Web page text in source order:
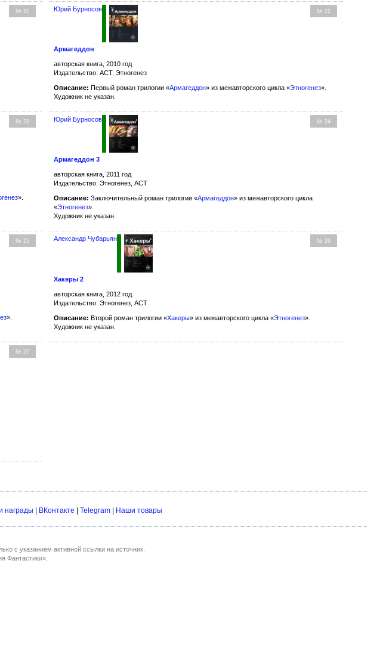
№ 21 № 22
Юрий Бурносов
Армагеддон
авторская книга, 2010 год
Издательство: АСТ, Этногенез
Описание: Первый роман трилогии «Армагеддон» из межавторского цикла «Этногенез».
Художник не указан.
№ 23
».
№ 24
Юрий Бурносов
Армагеддон 3
авторская книга, 2011 год
Издательство: Этногенез, АСТ
Описание: Заключительный роман трилогии «Армагеддон» из межавторского цикла
«Этногенез».
Художник не указан.
№ 25
».
№ 26
Александр Чубарьян
Хакеры 2
авторская книга, 2012 год
Издательство: Этногенез, АСТ
Описание: Второй роман трилогии «Хакеры» из межавторского цикла «Этногенез».
Художник не указан.
№ 27
награды ВКонтакте Telegram Наши товары
с указанием активной ссылки на источник.
Фантастики».